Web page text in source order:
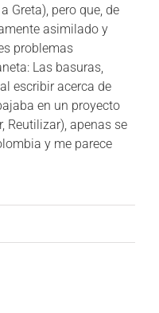
Greta), pero que, de
asimilado y
problemas
Las basuras,
escribir acerca de
en un proyecto
Reutilizar), apenas se
y me parece